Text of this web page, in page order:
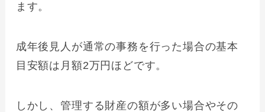
ます。
成年後見人が通常の事務を行った場合の基本
目安額は月額2万円ほどです。
しかし、管理する財産の額が多い場合やその